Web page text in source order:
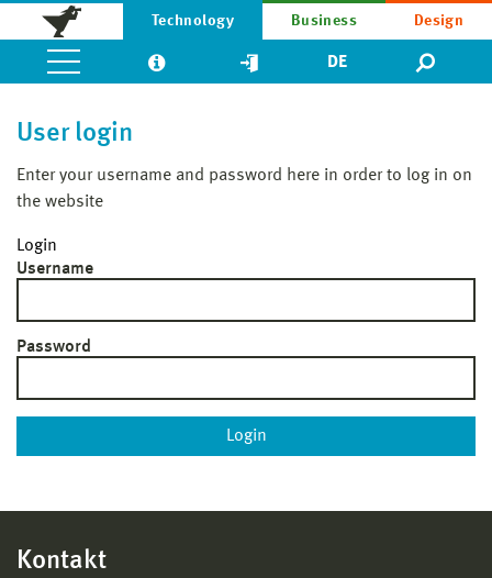
Technology Business Design
DE
User login
Enter your username and password here in order to log in on
the website
Login
Username
Password
Kontakt